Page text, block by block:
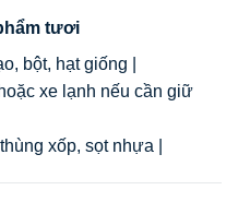
tươi
bột, hạt giống |
xe lạnh nếu cần giữ
xốp, sọt nhựa |